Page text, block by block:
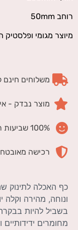
רוחב 50mm
מיוצר מגומי ופלסטיק
משלוחים
מוצר נבדק -
100% שביעות רצון לקוחות
רכישה
כף האכלה לתינוק
ונוחה, מהירה
בשביל להיות
מחומרים